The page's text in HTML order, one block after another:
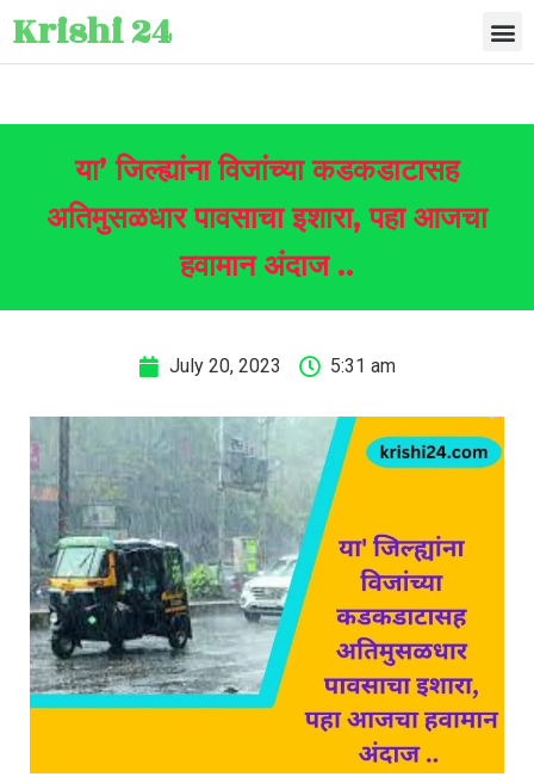
Krishi 24
या’ जिल्ह्यांना विजांच्या कडकडाटासह
अतिमुसळधार पावसाचा इशारा, पहा आजचा
हवामान अंदाज ..
July 20, 2023 5:31 am